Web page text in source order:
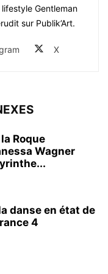
Gentleman
sur Publik’Art.
X
Roque
Wagner
danse en état de
4